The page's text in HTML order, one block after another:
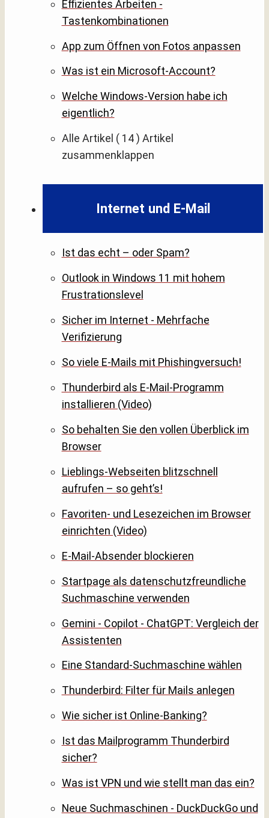
Effizientes Arbeiten -
Tastenkombinationen
App zum Öffnen von Fotos anpassen
Was ist ein Microsoft-Account?
Welche Windows-Version habe ich
eigentlich?
Alle Artikel ( 14 ) Artikel
zusammenklappen
Internet und E-Mail
Ist das echt – oder Spam?
Outlook in Windows 11 mit hohem
Frustrationslevel
Sicher im Internet - Mehrfache
Verifizierung
So viele E-Mails mit Phishingversuch!
Thunderbird als E-Mail-Programm
installieren (Video)
So behalten Sie den vollen Überblick im
Browser
Lieblings-Webseiten blitzschnell
aufrufen – so geht’s!
Favoriten- und Lesezeichen im Browser
einrichten (Video)
E-Mail-Absender blockieren
Startpage als datenschutzfreundliche
Suchmaschine verwenden
Gemini - Copilot - ChatGPT: Vergleich der
Assistenten
Eine Standard-Suchmaschine wählen
Thunderbird: Filter für Mails anlegen
Wie sicher ist Online-Banking?
Ist das Mailprogramm Thunderbird
sicher?
Was ist VPN und wie stellt man das ein?
Neue Suchmaschinen - DuckDuckGo und